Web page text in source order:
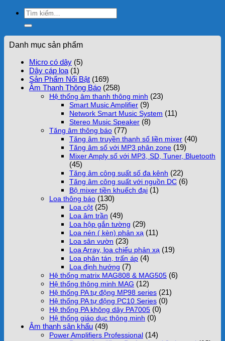
Tìm
kiếm:
Danh mục sản phẩm
Micro có dây (5)
Dây cáp loa (1)
Sản Phẩm Nổi Bật (169)
Âm Thanh Thông Báo (258)
Hệ thống âm thanh thông minh (23)
Smart Music Amplifier (9)
Network Smart Music System (11)
Stereo Music Speaker (8)
Tăng âm thông báo (77)
Tăng âm truyền thanh số liền mixer (40)
Tăng âm số với MP3 phân zone (19)
Mixer Amply số với MP3, SD, Tuner, Bluetooth
(45)
Tăng âm công suất số đa kênh (22)
Tăng âm công suất với nguồn DC (6)
Bộ mixer tiền khuếch đại (1)
Loa thông báo (130)
Loa cột (25)
Loa âm trần (49)
Loa hộp gắn tường (29)
Loa nén ( kèn) phản xạ (11)
Loa sân vườn (23)
Loa Array, loa chiếu phản xạ (19)
Loa phân tán, trấn áp (4)
Loa định hướng (7)
Hệ thống matrix MAG808 & MAG505 (6)
Hệ thống thông minh MAG (12)
Hệ thống PA tự động MP98 series (21)
Hệ thống PA tự động PC10 Series (0)
Hệ thống PA không dây PA7005 (0)
Hệ thống giáo dục thông minh (0)
Âm thanh sân khấu (49)
Power Amplifiers Professional (14)